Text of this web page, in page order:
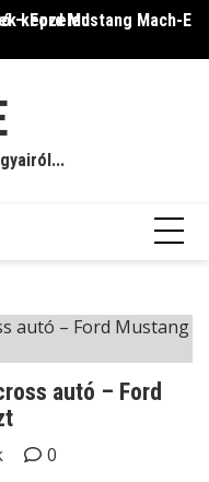
– Ford Mustang Mach-E
képzeled
autó – Ford
0